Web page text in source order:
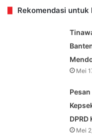
Rekomendasi untuk
Mei
DPRD
Mei